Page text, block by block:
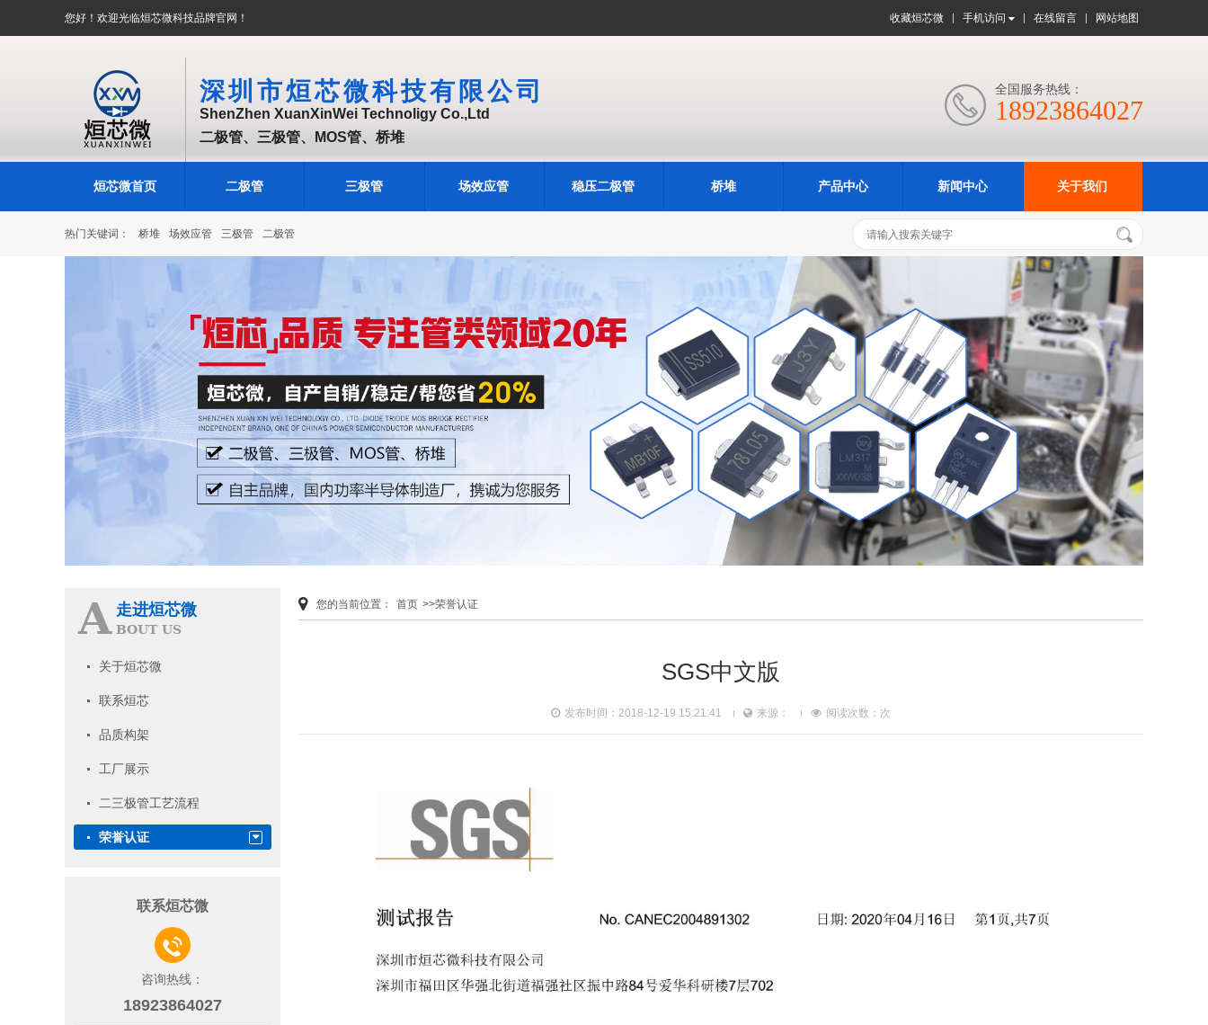
您好！欢迎光临烜芯微科技品牌官网！ 收藏烜芯微 手机访问 在线留言 网站地图
深圳市烜芯微科技有限公司
ShenZhen XuanXinWei Technoligy Co.,Ltd
二极管、三极管、MOS管、桥堆
 全国服务热线：
18923864027
烜芯微首页 二极管 三极管 场效应管 稳压二极管 桥堆 产品中心 新闻中心 关于我们
热门关键词： 桥堆 场效应管 三极管 二极管
A 走进烜芯微
BOUT US
关于烜芯微
联系烜芯
品质构架
工厂展示
二三极管工艺流程
荣誉认证
联系烜芯微

咨询热线：
18923864027
您的当前位置： 首页 >>荣誉认证
SGS中文版
发布时间：2018-12-19 15:21:41 来源： 阅读次数： 次